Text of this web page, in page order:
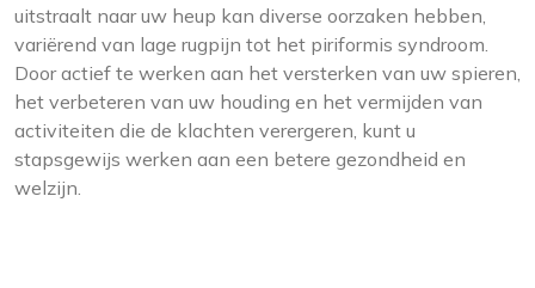
uitstraalt naar uw heup kan diverse oorzaken hebben,
variërend van lage rugpijn tot het piriformis syndroom.
Door actief te werken aan het versterken van uw spieren,
het verbeteren van uw houding en het vermijden van
activiteiten die de klachten verergeren, kunt u
stapsgewijs werken aan een betere gezondheid en
welzijn.